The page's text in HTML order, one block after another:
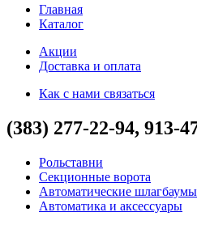
Главная
Каталог
Акции
Доставка и оплата
Как с нами связаться
(383) 277-22-94, 913-
Рольставни
Секционные ворота
Автоматические шлагбаумы
Автоматика и аксессуары